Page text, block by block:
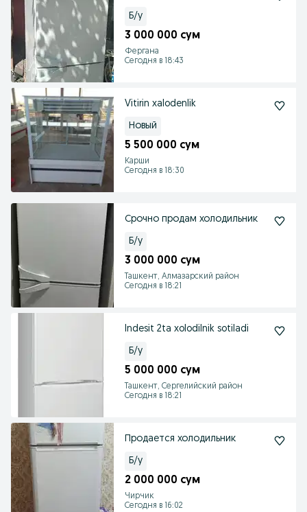
Б/у
3 000 000 сум
Фергана
Сегодня в 18:43
Vitirin xalodenlik
Новый
5 500 000 сум
Карши
Сегодня в 18:30
Срочно продам холодильник
Б/у
3 000 000 сум
Ташкент, Алмазарский район
Сегодня в 18:21
Indesit 2ta xolodilnik sotiladi
Б/у
5 000 000 сум
Ташкент, Сергелийский район
Сегодня в 18:21
Продается холодильник
Б/у
2 000 000 сум
Чирчик
Сегодня в 16:02